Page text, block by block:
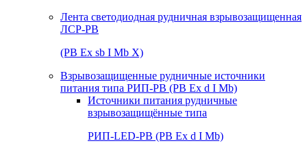
Лента светодиодная рудничная взрывозащищенная
ЛСР-РВ
(РВ Ex sb I Mb Х)
Взрывозащищенные рудничные источники
питания типа РИП-РВ (РВ Ex d I Mb)
Источники питания рудничные
взрывозащищённые типа
РИП-LED-РВ (РВ Ex d I Mb)